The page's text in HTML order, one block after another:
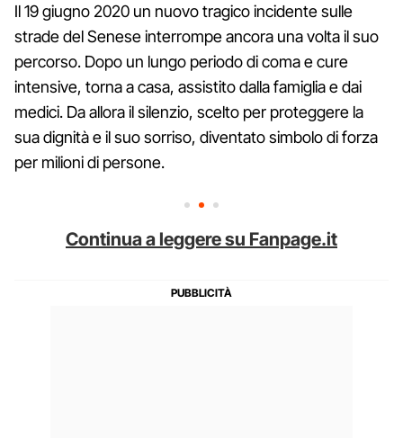
Il 19 giugno 2020 un nuovo tragico incidente sulle
strade del Senese interrompe ancora una volta il suo
percorso. Dopo un lungo periodo di coma e cure
intensive, torna a casa, assistito dalla famiglia e dai
medici. Da allora il silenzio, scelto per proteggere la
sua dignità e il suo sorriso, diventato simbolo di forza
per milioni di persone.
Continua a leggere su Fanpage.it